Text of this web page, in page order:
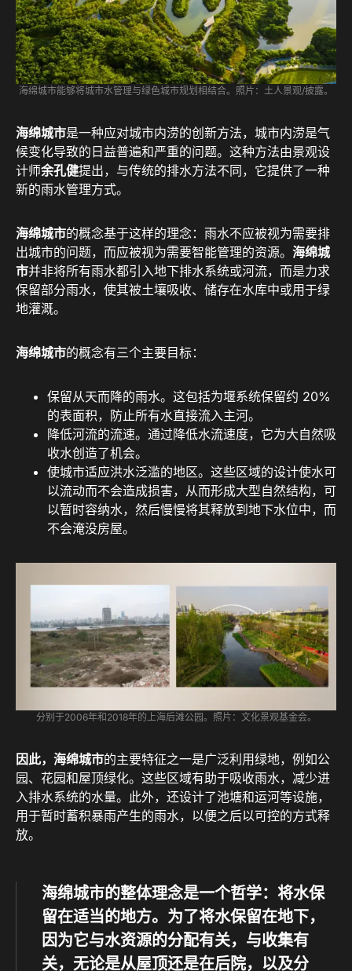
海绵城市能够将城市水管理与绿色城市规划相结合。照片：土人景观/披露。
海绵城市是一种应对城市内涝的创新方法，城市内涝是气
候变化导致的日益普遍和严重的问题。这种方法由景观设
计师余孔健提出，与传统的排水方法不同，它提供了一种
新的雨水管理方式。
海绵城市的概念基于这样的理念：雨水不应被视为需要排
出城市的问题，而应被视为需要智能管理的资源。 海绵城
市并非将所有雨水都引入地下排水系统或河流，而是力求
保留部分雨水，使其被土壤吸收、储存在水库中或用于绿
地灌溉。
海绵城市的概念有三个主要目标：
保留从天而降的雨水。这包括为堰系统保留约 20%
的表面积，防止所有水直接流入主河。
降低河流的流速。通过降低水流速度，它为大自然吸
收水创造了机会。
使城市适应洪水泛滥的地区。这些区域的设计使水可
以流动而不会造成损害，从而形成大型自然结构，可
以暂时容纳水，然后慢慢将其释放到地下水位中，而
不会淹没房屋。
分别于2006年和2018年的上海后滩公园。照片：文化景观基金会。
因此，海绵城市的主要特征之一是广泛利用绿地，例如公
园、花园和屋顶绿化。这些区域有助于吸收雨水，减少进
入排水系统的水量。此外，还设计了池塘和运河等设施，
用于暂时蓄积暴雨产生的雨水，以便之后以可控的方式释
放。
海绵城市的整体理念是一个哲学：将水保
留在适当的地方。为了将水保留在地下，
因为它与水资源的分配有关，与收集有
关，无论是从屋顶还是在后院，以及分